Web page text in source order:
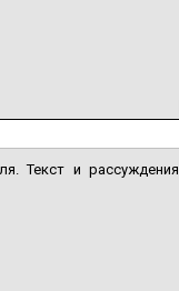
Текст и рассуждения